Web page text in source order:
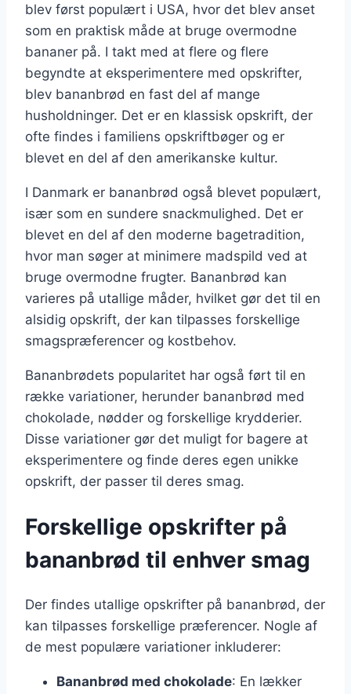
blev først populært i USA, hvor det blev anset
som en praktisk måde at bruge overmodne
bananer på. I takt med at flere og flere
begyndte at eksperimentere med opskrifter,
blev bananbrød en fast del af mange
husholdninger. Det er en klassisk opskrift, der
ofte findes i familiens opskriftbøger og er
blevet en del af den amerikanske kultur.
I Danmark er bananbrød også blevet populært,
især som en sundere snackmulighed. Det er
blevet en del af den moderne bagetradition,
hvor man søger at minimere madspild ved at
bruge overmodne frugter. Bananbrød kan
varieres på utallige måder, hvilket gør det til en
alsidig opskrift, der kan tilpasses forskellige
smagspræferencer og kostbehov.
Bananbrødets popularitet har også ført til en
række variationer, herunder bananbrød med
chokolade, nødder og forskellige krydderier.
Disse variationer gør det muligt for bagere at
eksperimentere og finde deres egen unikke
opskrift, der passer til deres smag.
Forskellige opskrifter på
bananbrød til enhver smag
Der findes utallige opskrifter på bananbrød, der
kan tilpasses forskellige præferencer. Nogle af
de mest populære variationer inkluderer:
Bananbrød med chokolade: En lækker